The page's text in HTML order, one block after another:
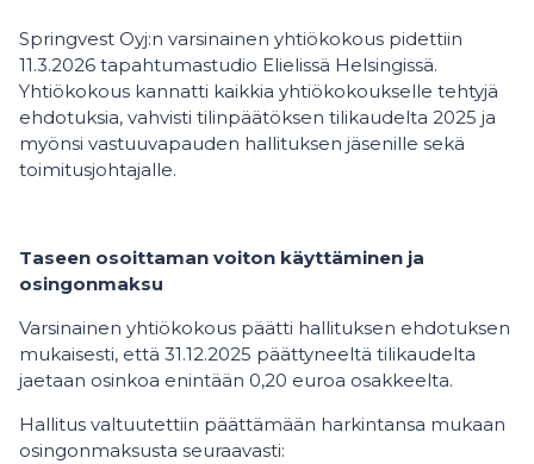
Springvest Oyj:n varsinainen yhtiökokous pidettiin
11.3.2026 tapahtumastudio Elielissä Helsingissä.
Yhtiökokous kannatti kaikkia yhtiökokoukselle tehtyjä
ehdotuksia, vahvisti tilinpäätöksen tilikaudelta 2025 ja
myönsi vastuuvapauden hallituksen jäsenille sekä
toimitusjohtajalle.
Taseen osoittaman voiton käyttäminen ja
osingonmaksu
Varsinainen yhtiökokous päätti hallituksen ehdotuksen
mukaisesti, että 31.12.2025 päättyneeltä tilikaudelta
jaetaan osinkoa enintään 0,20 euroa osakkeelta.
Hallitus valtuutettiin päättämään harkintansa mukaan
osingonmaksusta seuraavasti: